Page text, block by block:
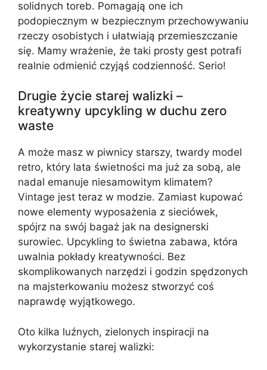
solidnych toreb. Pomagają one ich
podopiecznym w bezpiecznym przechowywaniu
rzeczy osobistych i ułatwiają przemieszczanie
się. Mamy wrażenie, że taki prosty gest potrafi
realnie odmienić czyjąś codzienność. Serio!
Drugie życie starej walizki –
kreatywny upcykling w duchu zero
waste
A może masz w piwnicy starszy, twardy model
retro, który lata świetności ma już za sobą, ale
nadal emanuje niesamowitym klimatem?
Vintage jest teraz w modzie. Zamiast kupować
nowe elementy wyposażenia z sieciówek,
spójrz na swój bagaż jak na designerski
surowiec. Upcykling to świetna zabawa, która
uwalnia pokłady kreatywności. Bez
skomplikowanych narzędzi i godzin spędzonych
na majsterkowaniu możesz stworzyć coś
naprawdę wyjątkowego.
Oto kilka luźnych, zielonych inspiracji na
wykorzystanie starej walizki: